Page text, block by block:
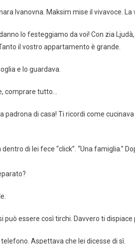
Ivanovna. Maksim mise il vivavoce.
lo festeggiamo da voi! Con zia
il vostro appartamento è grande.
e lo guardava.
comprare tutto…
padrona di casa! Ti ricordi come
di lei fece “click”. “Una famiglia.”
può essere così tirchi. Davvero ti dispiace
Aspettava che lei dicesse di sì.